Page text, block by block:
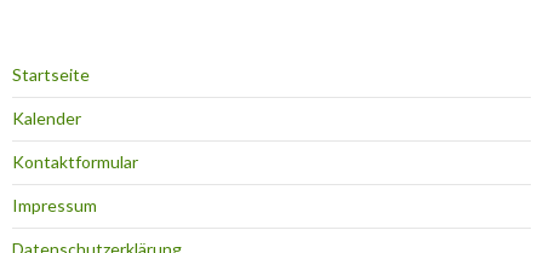
Startseite
Kalender
Kontaktformular
Impressum
Datenschutzerklärung